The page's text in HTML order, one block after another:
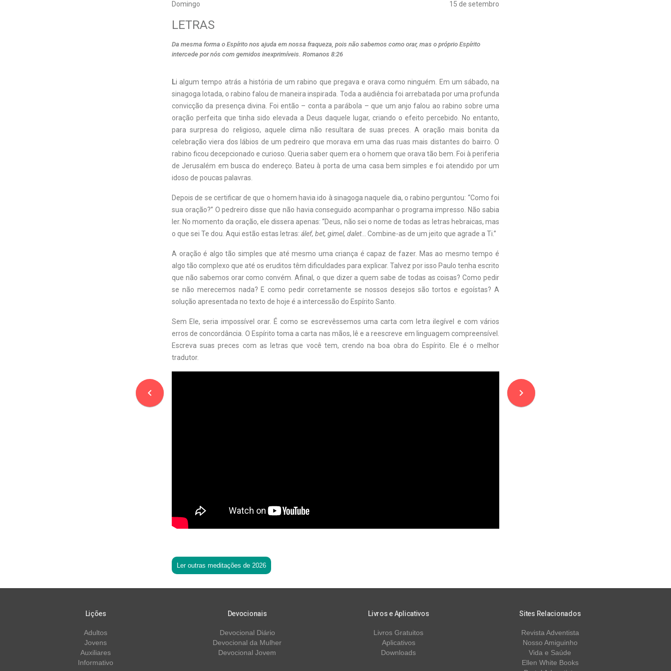
Domingo 15 de setembro
navigate_before
LETRAS
Da mesma forma o Espírito nos ajuda em nossa fraqueza, pois não sabemos como orar, mas o próprio Espírito
intercede por nós com gemidos inexprimíveis. Romanos 8:26
Li algum tempo atrás a história de um rabino que pregava e orava como ninguém. Em um sábado, na
sinagoga lotada, o rabino falou de maneira inspirada. Toda a audiência foi arrebatada por uma profunda
convicção da presença divina. Foi então – conta a parábola – que um anjo falou ao rabino sobre uma
oração perfeita que tinha sido elevada a Deus daquele lugar, criando o efeito percebido. No entanto,
para surpresa do religioso, aquele clima não resultara de suas preces. A oração mais bonita da
celebração viera dos lábios de um pedreiro que morava em uma das ruas mais distantes do bairro. O
rabino ficou decepcionado e curioso. Queria saber quem era o homem que orava tão bem. Foi à periferia
de Jerusalém em busca do endereço. Bateu à porta de uma casa bem simples e foi atendido por um
idoso de poucas palavras.
Depois de se certificar de que o homem havia ido à sinagoga naquele dia, o rabino perguntou: “Como foi
sua oração?” O pedreiro disse que não havia conseguido acompanhar o programa impresso. Não sabia
ler. No momento da oração, ele dissera apenas: “Deus, não sei o nome de todas as letras hebraicas, mas
o que sei Te dou. Aqui estão estas letras: álef, bet, gimel, dalet… Combine-as de um jeito que agrade a Ti.”
A oração é algo tão simples que até mesmo uma criança é capaz de fazer. Mas ao mesmo tempo é
algo tão complexo que até os eruditos têm dificuldades para explicar. Talvez por isso Paulo tenha escrito
que não sabemos orar como convém. Afinal, o que dizer a quem sabe de todas as coisas? Como pedir
se não merecemos nada? E como pedir corretamente se nossos desejos são tortos e egoístas? A
solução apresentada no texto de hoje é a intercessão do Espírito Santo.
Sem Ele, seria impossível orar. É como se escrevêssemos uma carta com letra ilegível e com vários
erros de concordância. O Espírito toma a carta nas mãos, lê e a reescreve em linguagem compreensível.
Escreva suas preces com as letras que você tem, crendo na boa obra do Espírito. Ele é o melhor
tradutor.
Ler outras meditações de 2026
navigate_next
Lições
Adultos
Jovens
Auxiliares
Informativo
Devocionais
Devocional Diário
Devocional da Mulher
Devocional Jovem
Livros e Aplicativos
Livros Gratuitos
Aplicativos
Downloads
Sites Relacionados
Revista Adventista
Nosso Amiguinho
Vida e Saúde
Ellen White Books